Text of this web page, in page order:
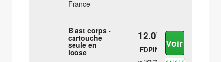
France
Blast corps -
cartouche
seule en
loose
12.07 €
FDPIN